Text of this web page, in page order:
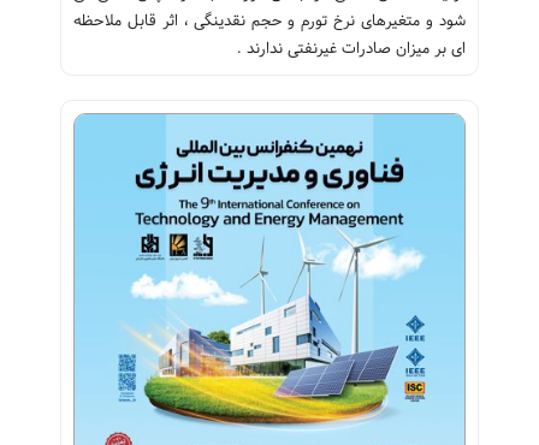
شود و متغیرهای نرخ تورم و حجم نقدینگی ، اثر قابل ملاحظه
ای بر میزان صادرات غیرنفتی ندارند .